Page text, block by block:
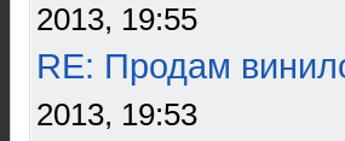
2013, 19:55
RE: Продам
2013, 19:53